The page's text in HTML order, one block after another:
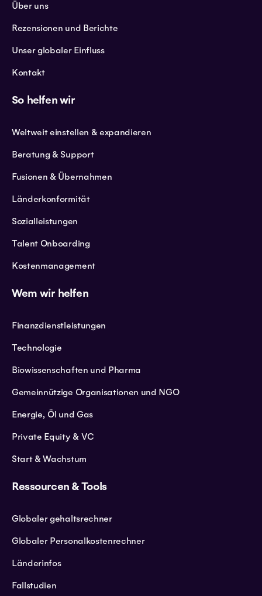
Über uns
Rezensionen und Berichte
Unser globaler Einfluss
Kontakt
So helfen wir
Weltweit einstellen & expandieren
Beratung & Support
Fusionen & Übernahmen
Länderkonformität
Sozialleistungen
Talent Onboarding
Kostenmanagement
Wem wir helfen
Finanzdienstleistungen
Technologie
Biowissenschaften und Pharma
Gemeinnützige Organisationen und NGO
Energie, Öl und Gas
Private Equity & VC
Start & Wachstum
Ressourcen & Tools
Globaler gehaltsrechner
Globaler Personalkostenrechner
Länderinfos
Fallstudien